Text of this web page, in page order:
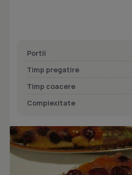
Portii
Timp pregatire
Timp coacere
Complexitate